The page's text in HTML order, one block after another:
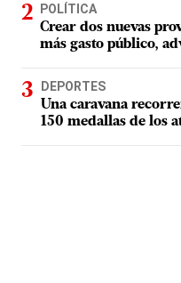
POLÍTICA
Crear dos nuevas
más gasto público,
DEPORTES
Una caravana
150 medallas de los